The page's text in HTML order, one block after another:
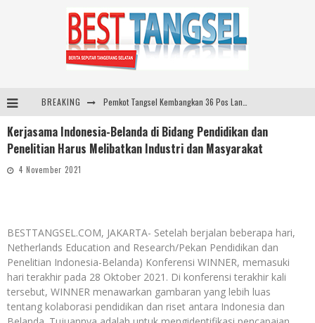
BREAKING
Pemkot Tangsel Matangkan Persiapan Peringatan HUT Ke-81 Kemerdekaan RI
Kerjasama Indonesia-Belanda di Bidang Pendidikan dan
Penelitian Harus Melibatkan Industri dan Masyarakat
4 November 2021
BESTTANGSEL.COM, JAKARTA- Setelah berjalan beberapa hari,
Netherlands Education and Research/Pekan Pendidikan dan
Penelitian Indonesia-Belanda) Konferensi WINNER, memasuki
hari terakhir pada 28 Oktober 2021. Di konferensi terakhir kali
tersebut, WINNER menawarkan gambaran yang lebih luas
tentang kolaborasi pendidikan dan riset antara Indonesia dan